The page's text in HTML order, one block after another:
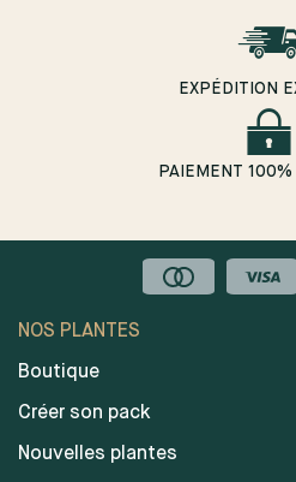
EXPÉDITION
PAIEMENT 100%
NOS PLANTES
Boutique
Créer son pack
Nouvelles plantes